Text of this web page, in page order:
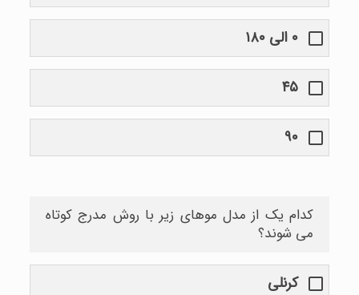
۰ الی ۱۸۰
۴۵
۹۰
کدام یک از مدل موهای زیر با روش مدرج کوتاه
می شوند؟
کرنلی